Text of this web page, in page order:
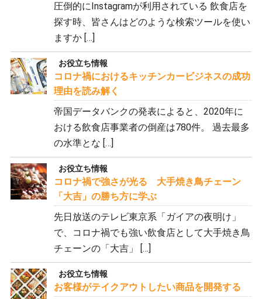
圧倒的にInstagramが利用されている 飲食店を
探す時、皆さんはどのような検索ツールを使い
ますか […]
お役立ち情報
コロナ禍におけるキッチンカービジネスの成功
理由を読み解く
帝国データバンクの発表によると、2020年に
おける飲食店事業者の倒産は780件。 過去最多
の水準とな […]
お役立ち情報
コロナ禍で強さが光る 大手焼き鳥チェーン
「大吉」の勝ち方に学ぶ
先日放送のテレビ東京系「ガイアの夜明け」
で、コロナ禍でも強い飲食店として大手焼き鳥
チェーンの「大吉」 […]
お役立ち情報
お客様がテイクアウトしたい商品を開発する